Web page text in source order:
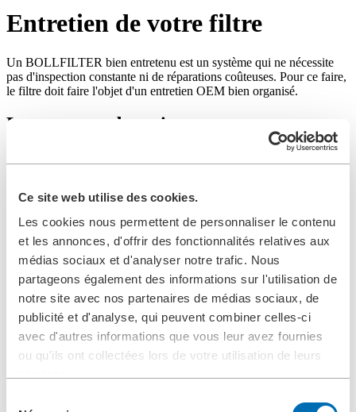
Ce site web utilise des cookies.
Les cookies nous permettent de personnaliser le contenu
et les annonces, d'offrir des fonctionnalités relatives aux
médias sociaux et d'analyser notre trafic. Nous
partageons également des informations sur l'utilisation de
notre site avec nos partenaires de médias sociaux, de
publicité et d'analyse, qui peuvent combiner celles-ci
avec d'autres informations que vous leur avez fournies
ou qu'ils ont collectées lors de votre utilisation de leurs
Entretien de votre filtre
Un BOLLFILTER bien entretenu est un système qui ne nécessite
pas d'inspection constante ni de réparations coûteuses. Pour ce faire,
le filtre doit faire l'objet d'un entretien OEM bien organisé.
Les contrats de maintenance
contrats à la carte pour vos BOLLFILTERs. Nos services de
garantir la fiabilité continue de votre équipement.
Ne laissez pas la maintenance de votre BOLLFILTER au hasard.
Optez dès maintenant pour un contrat de maintenance et assurez-
vous que votre équipement reste performant, fiable et conforme aux
normes requises dans votre secteur d'activité.
Contactez-nousdès aujourd'hui pour discuter de la meilleure
solution de maintenance pour votre BOLLFILTER.
Vos avantages avec un contrat de